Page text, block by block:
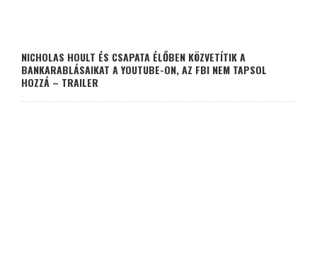
NICHOLAS HOULT ÉS CSAPATA ÉLŐBEN KÖZVETÍTIK A
BANKARABLÁSAIKAT A YOUTUBE-ON, AZ FBI NEM TAPSOL
HOZZÁ – TRAILER